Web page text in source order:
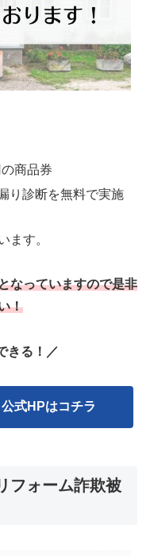
商品券
り診断を無料で実施
ます。
なっていますので是非
！
きる！／
式HPはコチラ
フォーム詐欺被